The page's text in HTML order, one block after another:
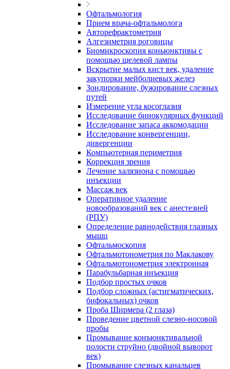
Офтальмология
Прием врача-офтальмолога
Авторефрактометрия
Алгезиметрия роговицы
Биомикроскопия коньюнктивы с
помощью щелевой лампы
Вскрытие малых кист век, удаление
закупорки мейболиевых желез
Зондирование, бужирование слезных
путей
Измерение угла косоглазия
Исследование бинокулярных функций
Исследование запаса аккомодации
Исследование конвергенции,
дивергенции
Компьютерная периметрия
Коррекция зрения
Лечение халязиона с помощью
инъекции
Массаж век
Оперативное удаление
новообразований век с анестезией
(РПУ)
Определение равнодействия глазных
мышц
Офтальмоскопия
Офтальмотонометрия по Маклакову
Офтальмотонометрия электронная
Парабульбарная инъекция
Подбор простых очков
Подбор сложных (астигматических,
бифокальных) очков
Проба Ширмера (2 глаза)
Проведение цветной слезно-носовой
пробы
Промывание конъюнктивальной
полости струйно (двойной выворот
век)
Промывание слезных канальцев